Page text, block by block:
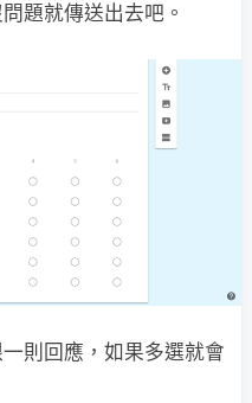
題就傳送出去吧。
則回應，如果多選就會